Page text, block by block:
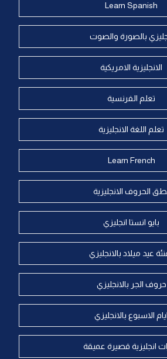
Learn Spanish
بالصورة والصوت
الانجليزية الامريكية
تعلم الفرنسية
تعلم اللغة الانجليزية
Learn French
الحروف الانجليزية
بايو انستا انجليزي
عيد ميلاد بالانجليزي
حروف الجر بالانجليزي
ايام الاسبوع بالانجليزي
انجليزية قصيرة عميقة